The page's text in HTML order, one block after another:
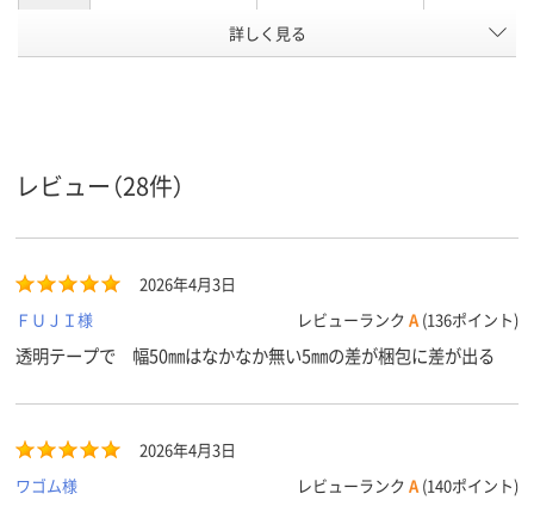
ループ
クリア(透明)系
クリア(透明
系
長さ 50m
商品環境
10
詳しく見る
レビュー（28件）
2026年4月3日
ＦＵＪＩ様
レビューランク A (136ポイント)
透明テープで 幅50㎜はなかなか無い5㎜の差が梱包に差が出る
2026年4月3日
ワゴム様
レビューランク A (140ポイント)